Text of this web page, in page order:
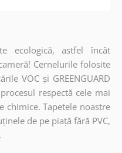
ecologică, astfel încât
Cernelurile folosite
VOC și GREENGUARD
respectă cele mai
chimice. Tapetele noastre
de pe piață fără PVC,